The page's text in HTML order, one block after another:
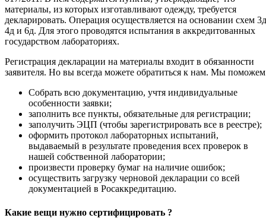
материалы, из которых изготавливают одежду, требуется
декларировать. Операция осуществляется на основании схем
4д и 6д. Для этого проводятся испытания в аккредитованных
государством лабораториях.
Регистрация декларации на материалы входит в обязанности
заявителя. Но вы всегда можете обратиться к нам. Мы
Собрать всю документацию, учтя индивидуальные
особенности заявки;
заполнить все пункты, обязательные для регистрации;
заполучить ЭЦП (чтобы зарегистрировать все в реестре);
оформить протокол лабораторных испытаний,
выдаваемый в результате проведения всех проверок в
нашей собственной лаборатории;
произвести проверку бумаг на наличие ошибок;
осуществить загрузку черновой декларации со всей
документацией в Росаккредитацию.
Какие вещи нужно сертифицировать ?